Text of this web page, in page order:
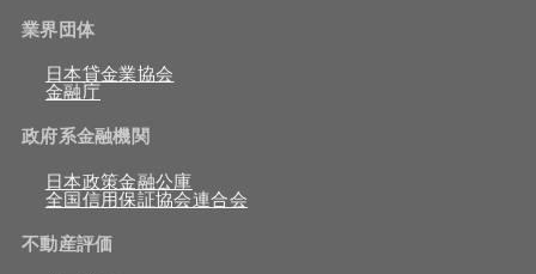
業界団体
日本貸金業協会
金融庁
政府系金融機関
日本政策金融公庫
全国信用保証協会連合会
不動産評価